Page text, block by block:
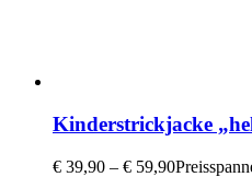
Kinderstrickjacke
€ 39,90 – € 59,90